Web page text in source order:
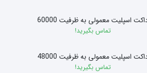
اسپلیت معمولی به ظرفیت 60000
تماس بگیرید!
اسپلیت معمولی به ظرفیت 48000
تماس بگیرید!